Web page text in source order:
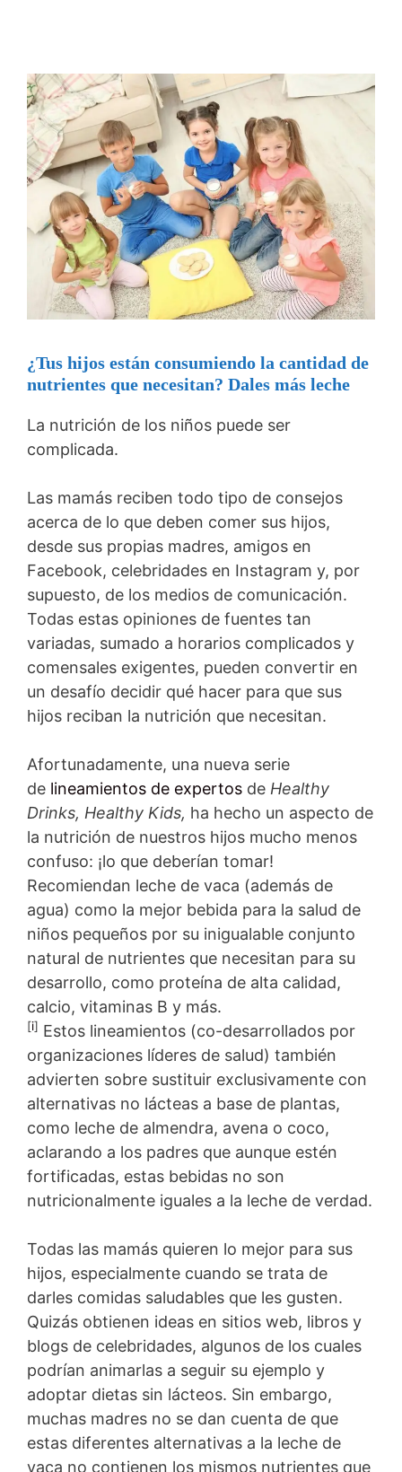
¿Tus hijos están consumiendo la cantidad de
nutrientes que necesitan? Dales más leche
La nutrición de los niños puede ser
complicada.
Las mamás reciben todo tipo de consejos
acerca de lo que deben comer sus hijos,
desde sus propias madres, amigos en
Facebook, celebridades en Instagram y, por
supuesto, de los medios de comunicación.
Todas estas opiniones de fuentes tan
variadas, sumado a horarios complicados y
comensales exigentes, pueden convertir en
un desafío decidir qué hacer para que sus
hijos reciban la nutrición que necesitan.
Afortunadamente, una nueva serie
de lineamientos de expertos de Healthy
Drinks, Healthy Kids, ha hecho un aspecto de
la nutrición de nuestros hijos mucho menos
confuso: ¡lo que deberían tomar!
Recomiendan leche de vaca (además de
agua) como la mejor bebida para la salud de
niños pequeños por su inigualable conjunto
natural de nutrientes que necesitan para su
desarrollo, como proteína de alta calidad,
calcio, vitaminas B y más.
[i] Estos lineamientos (co-desarrollados por
organizaciones líderes de salud) también
advierten sobre sustituir exclusivamente con
alternativas no lácteas a base de plantas,
como leche de almendra, avena o coco,
aclarando a los padres que aunque estén
fortificadas, estas bebidas no son
nutricionalmente iguales a la leche de verdad.
Todas las mamás quieren lo mejor para sus
hijos, especialmente cuando se trata de
darles comidas saludables que les gusten.
Quizás obtienen ideas en sitios web, libros y
blogs de celebridades, algunos de los cuales
podrían animarlas a seguir su ejemplo y
adoptar dietas sin lácteos. Sin embargo,
muchas madres no se dan cuenta de que
estas diferentes alternativas a la leche de
vaca no contienen los mismos nutrientes que